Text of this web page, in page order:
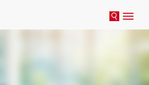
Toggle